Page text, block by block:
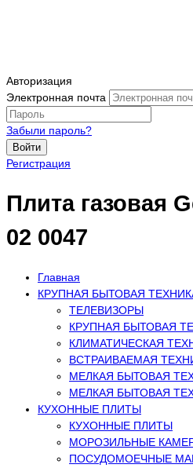
Авторизация
Электронная почта
Забыли пароль?
Войти
Регистрация
Плита газовая
02 0047
Главная
КРУПНАЯ БЫТОВАЯ
ТЕЛЕВИЗОРЫ
КРУПНАЯ БЫТОВАЯ
КЛИМАТИЧЕСКАЯ
ВСТРАИВАЕМАЯ
МЕЛКАЯ БЫТОВАЯ
МЕЛКАЯ БЫТОВАЯ
КУХОННЫЕ ПЛИТЫ
КУХОННЫЕ ПЛИТЫ
МОРОЗИЛЬНЫЕ
ПОСУДОМОЕЧНЫЕ